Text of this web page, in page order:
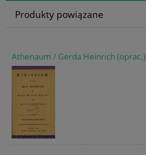
Produkty powiązane
Athenaum / Gerda Heinrich (oprac.)